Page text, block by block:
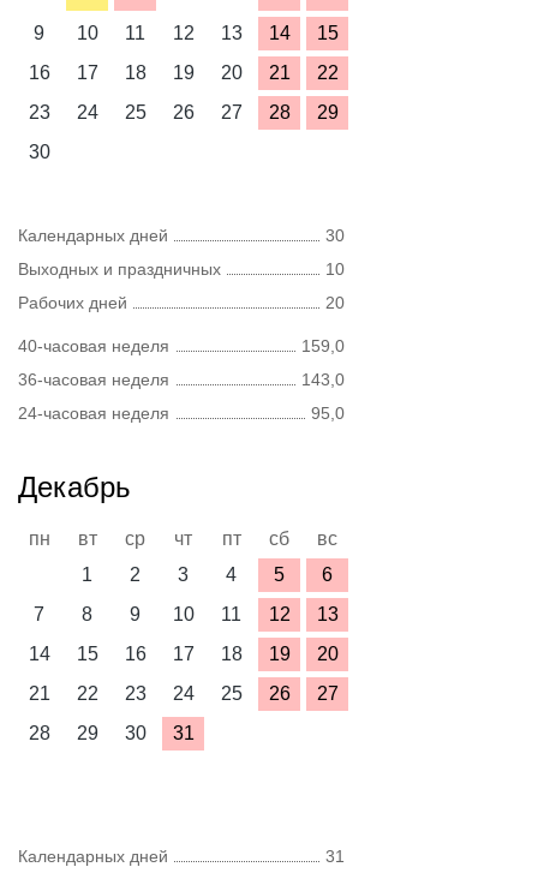
9
10 11 12 13 14
15
16
17 18 19 20 21
22
23
24 25 26 27 28
29
30
Календарных дней
30
Выходных и праздничных
10
Рабочих дней
20
40-часовая неделя
159,0
36-часовая неделя
143,0
24-часовая неделя
95,0
Декабрь
пн вт ср чт пт сб
вс
1
2 3 4 5
6
7
8 9 10 11 12
13
14
15 16 17 18 19
20
21
22 23 24 25 26
27
28
29 30 31
Календарных дней
31